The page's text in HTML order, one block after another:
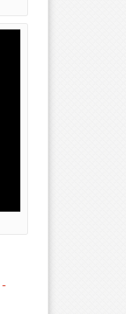
-